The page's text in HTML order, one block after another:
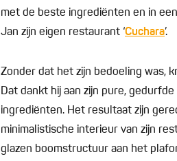
met de beste ingrediënten en in
Jan zijn eigen restaurant ‘Cuchara’.
Zonder dat het zijn bedoeling was,
Dat dankt hij aan zijn pure,
ingrediënten. Het resultaat zijn
minimalistische interieur van zijn
glazen boomstructuur aan het